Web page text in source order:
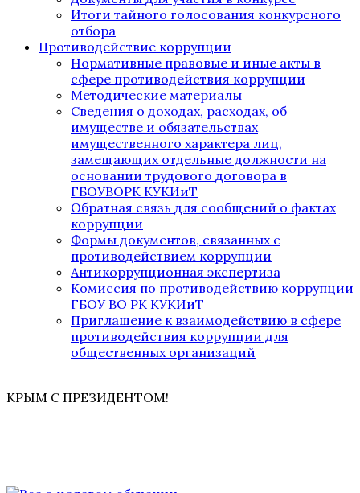
Итоги тайного голосования конкурсного
отбора
Противодействие коррупции
Нормативные правовые и иные акты в
сфере противодействия коррупции
Методические материалы
Сведения о доходах, расходах, об
имуществе и обязательствах
имущественного характера лиц,
замещающих отдельные должности на
основании трудового договора в
ГБОУВОРК КУКИиТ
Обратная связь для сообщений о фактах
коррупции
Формы документов, связанных с
противодействием коррупции
Антикоррупционная экспертиза
Комиссия по противодействию коррупции
ГБОУ ВО РК КУКИиТ
Приглашение к взаимодействию в сфере
противодействия коррупции для
общественных организаций
КРЫМ С ПРЕЗИДЕНТОМ!